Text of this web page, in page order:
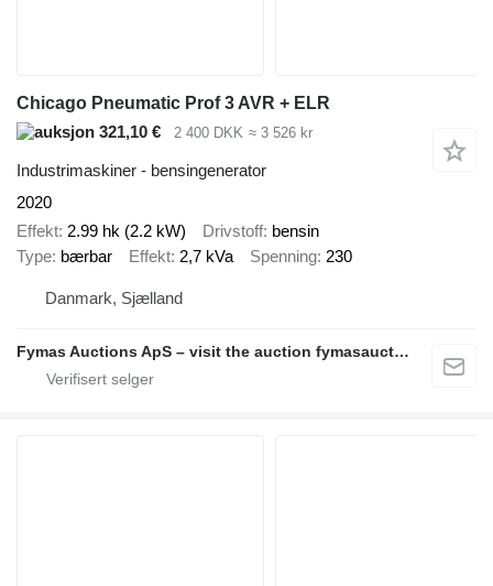
Chicago Pneumatic Prof 3 AVR + ELR
321,10 €
2 400 DKK ≈ 3 526 kr
Industrimaskiner - bensingenerator
2020
Effekt 2.99 hk (2.2 kW) Drivstoff bensin
Type bærbar Effekt 2,7 kVa Spenning 230
Danmark, Sjælland
Fymas Auctions ApS – visit the auction fymasauctions.dk